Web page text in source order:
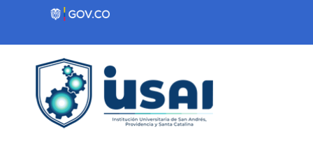
Contenido inicial